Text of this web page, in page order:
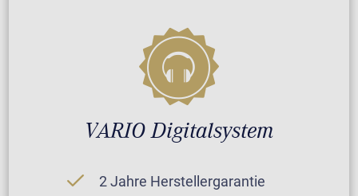
VARIO Digitalsystem
2 Jahre Herstellergarantie